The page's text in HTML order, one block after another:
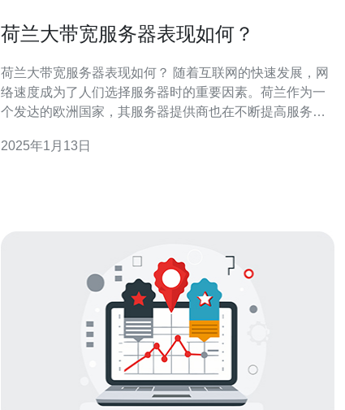
荷兰大带宽服务器表现如何？
荷兰大带宽服务器表现如何？ 随着互联网的快速发展，网
络速度成为了人们选择服务器时的重要因素。荷兰作为一
个发达的欧洲国家，其服务器提供商也在不断提高服务质
2025年1月13日